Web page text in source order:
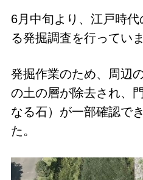
6月中旬より、江戸時
る発掘調査を行っていま
発掘作業のため、周辺
の土の層が除去され、
なる石）が一部確認で
た。